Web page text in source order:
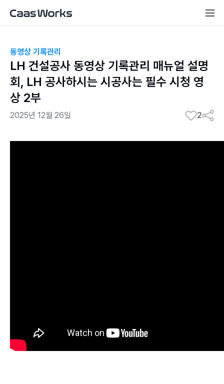
동영상 기록관리
LH 건설공사 동영상 기록관리 매뉴얼 설명
회, LH 공사하시는 시공사는 필수 시청 영
상 2부
2025년 12월 26일 2